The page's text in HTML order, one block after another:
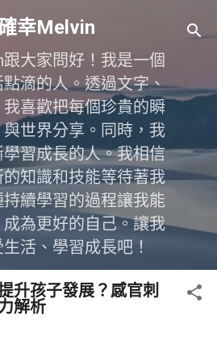
到主要內容
幸Melvin
大家問好！我是一個
滴的人。透過文字、
喜歡把每個珍貴的瞬
與世界分享。同時，我
習成長的人。我相信
知識和技能等待著我
續學習的過程讓我能
為更好的自己。讓我
活、學習成長吧！
升孩子發展？感官刺
解析